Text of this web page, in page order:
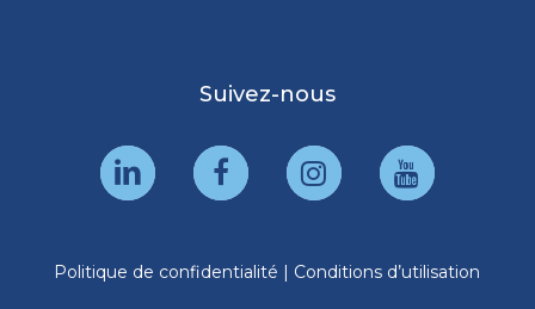
Suivez-nous
Politique de confidentialité | Conditions d’utilisation